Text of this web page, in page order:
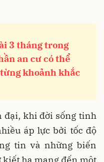
3 tháng trong
an cư có thể
khoảnh khắc
đại, khi đời sống tinh
áp lực bởi tốc độ
tin và những biến